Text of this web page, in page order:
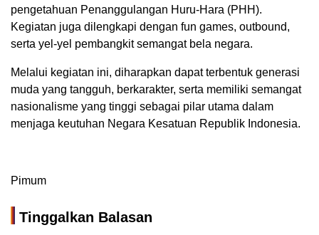
pengetahuan Penanggulangan Huru-Hara (PHH).
Kegiatan juga dilengkapi dengan fun games, outbound,
serta yel-yel pembangkit semangat bela negara.
Melalui kegiatan ini, diharapkan dapat terbentuk generasi
muda yang tangguh, berkarakter, serta memiliki semangat
nasionalisme yang tinggi sebagai pilar utama dalam
menjaga keutuhan Negara Kesatuan Republik Indonesia.
Pimum
Tinggalkan Balasan